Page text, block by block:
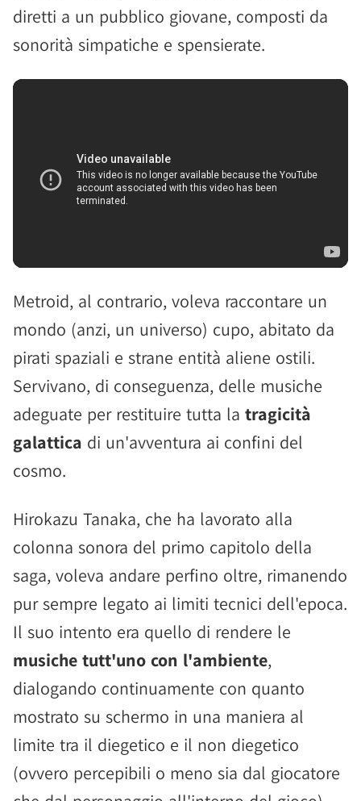
diretti a un pubblico giovane, composti da
sonorità simpatiche e spensierate.
Metroid, al contrario, voleva raccontare un
mondo (anzi, un universo) cupo, abitato da
pirati spaziali e strane entità aliene ostili.
Servivano, di conseguenza, delle musiche
adeguate per restituire tutta la tragicità
galattica di un'avventura ai confini del
cosmo.
Hirokazu Tanaka, che ha lavorato alla
colonna sonora del primo capitolo della
saga, voleva andare perfino oltre, rimanendo
pur sempre legato ai limiti tecnici dell'epoca.
Il suo intento era quello di rendere le
musiche tutt'uno con l'ambiente,
dialogando continuamente con quanto
mostrato su schermo in una maniera al
limite tra il diegetico e il non diegetico
(ovvero percepibili o meno sia dal giocatore